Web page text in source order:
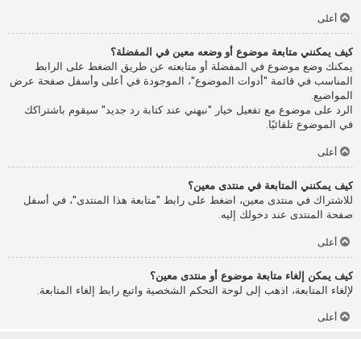
أعلى
كيف يمكنني متابعة موضوع أو وضعه معين في المفضلة؟
يمكنك وضع موضوع في المفضلة أو متابعته عن طريق الضغط على الرابط
المناسب في قائمة "أدوات الموضوع"، الموجودة في أعلى وأسفل صفحة عرض
المواضيع.
الرد على موضوع مع تفعيل خيار "نبهني عند كتابة رد جديد" سيقوم باشتراكك
في الموضوع تلقائيًا.
أعلى
كيف يمكنني المتابعة في منتدى معين؟
للاشتراك في منتدى معين، اضغط على رابط "متابعة هذا المنتدى"، في أسفل
صفحة المنتدى عند دخولك إليه.
أعلى
كيف يمكن إلغاء متابعة موضوع أو منتدى معين؟
لإلغاء المتابعة، اذهب إلى لوحة التحكم الشخصية واتبع رابط إلغاء المتابعة.
أعلى